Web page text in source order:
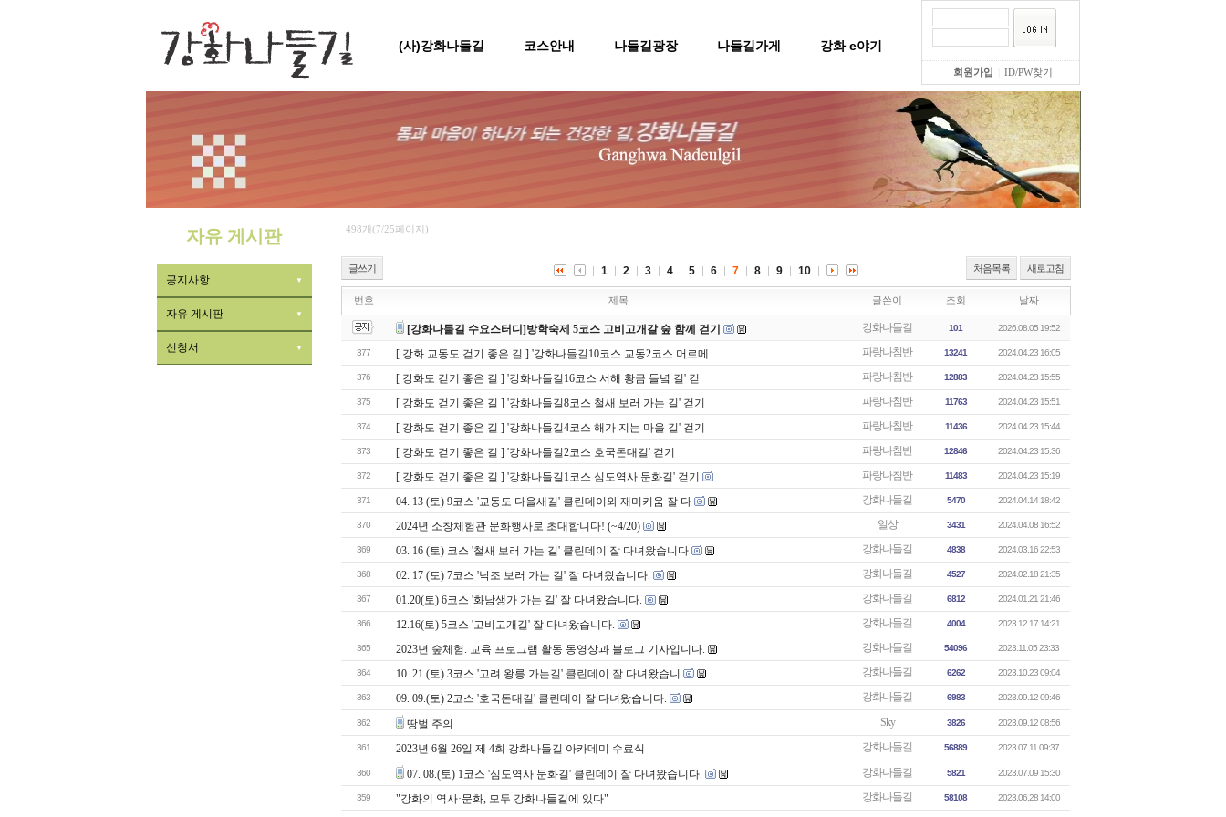
(사)강화나들길 코스안내 나들길광장 나들길가게 강화 e야기
회원가입 ID/PW찾기
자유 게시판
공지사항
자유 게시판
신청서
498개(7/25페이지)
글쓰기 처음목록 새로고침
1 2 3 4 5 6 7 8 9 10
번호 제목 글쓴이 조회 날짜
[강화나들길 수요스터디]방학숙제 5코스 고비고개갈 숲 함께 걷기 강화나들길 101 2026.08.05 19:52
377 [ 강화 교동도 걷기 좋은 길 ] '강화나들길10코스 교동2코스 머르메 파랑나침반 13241 2024.04.23 16:05
376 [ 강화도 걷기 좋은 길 ] '강화나들길16코스 서해 황금 들녘 길' 걷 파랑나침반 12883 2024.04.23 15:55
375 [ 강화도 걷기 좋은 길 ] '강화나들길8코스 철새 보러 가는 길' 걷기 파랑나침반 11763 2024.04.23 15:51
374 [ 강화도 걷기 좋은 길 ] '강화나들길4코스 해가 지는 마을 길' 걷기 파랑나침반 11436 2024.04.23 15:44
373 [ 강화도 걷기 좋은 길 ] '강화나들길2코스 호국돈대길' 걷기 파랑나침반 12846 2024.04.23 15:36
372 [ 강화도 걷기 좋은 길 ] '강화나들길1코스 심도역사 문화길' 걷기 파랑나침반 11483 2024.04.23 15:19
371 04. 13 (토) 9코스 '교동도 다을새길' 클린데이와 재미키움 잘 다 강화나들길 5470 2024.04.14 18:42
370 2024년 소창체험관 문화행사로 초대합니다! (~4/20) 일상 3431 2024.04.08 16:52
369 03. 16 (토) 코스 '철새 보러 가는 길' 클린데이 잘 다녀왔습니다 강화나들길 4838 2024.03.16 22:53
368 02. 17 (토) 7코스 '낙조 보러 가는 길' 잘 다녀왔습니다. 강화나들길 4527 2024.02.18 21:35
367 01.20(토) 6코스 '화남생가 가는 길' 잘 다녀왔습니다. 강화나들길 6812 2024.01.21 21:46
366 12.16(토) 5코스 '고비고개길' 잘 다녀왔습니다. 강화나들길 4004 2023.12.17 14:21
365 2023년 숲체험. 교육 프로그램 활동 동영상과 블로그 기사입니다. 강화나들길 54096 2023.11.05 23:33
364 10. 21.(토) 3코스 '고려 왕릉 가는길' 클린데이 잘 다녀왔습니 강화나들길 6262 2023.10.23 09:04
363 09. 09.(토) 2코스 '호국돈대길' 클린데이 잘 다녀왔습니다. 강화나들길 6983 2023.09.12 09:46
362 땅벌 주의 Sky 3826 2023.09.12 08:56
361 2023년 6월 26일 제 4회 강화나들길 아카데미 수료식 강화나들길 56889 2023.07.11 09:37
360 07. 08.(토) 1코스 '심도역사 문화길' 클린데이 잘 다녀왔습니다. 강화나들길 5821 2023.07.09 15:30
359 "강화의 역사·문화, 모두 강화나들길에 있다" 강화나들길 58108 2023.06.28 14:00